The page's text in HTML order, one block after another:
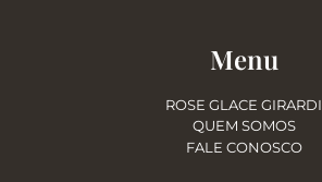
Menu
ROSE GLACE GIRARDI
QUEM SOMOS
FALE CONOSCO